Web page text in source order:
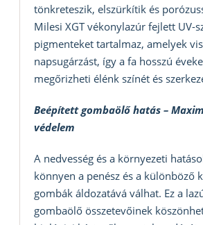
tönkreteszik, elszürkítik és
Milesi XGT vékonylazúr fejlett UV-
pigmenteket tartalmaz, amelyek
napsugárzást, így a fa hosszú
megőrizheti élénk színét és
Beépített gombaölő hatás –
védelem
A nedvesség és a környezeti
könnyen a penész és a különböző
gombák áldozatává válhat. Ez a
gombaölő összetevőinek